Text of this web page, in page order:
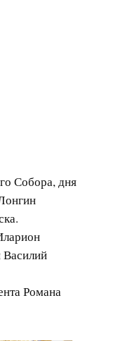
Собора, дня
Василий
Романа